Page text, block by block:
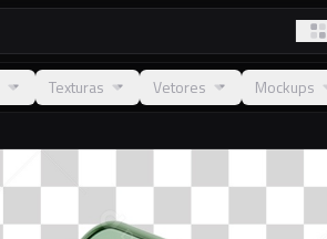
Texturas Vetores Mockups